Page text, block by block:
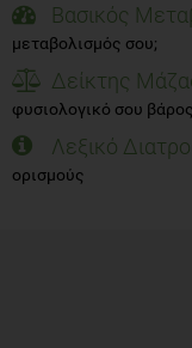
Βασικός
μεταβολισμός σου;
Δείκτης
φυσιολογικό σου
Λεξικό
ορισμούς